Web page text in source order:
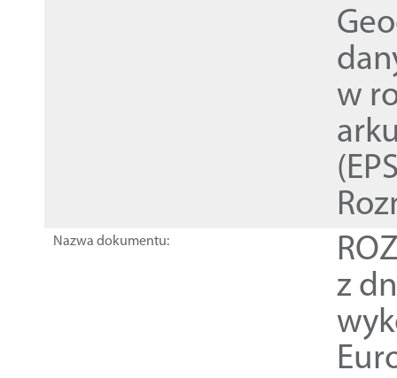
w
Nazwa dokumentu:
z